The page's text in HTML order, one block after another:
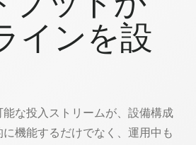
インを設
な投入ストリームが、設備構成
機能するだけでなく、運用中も